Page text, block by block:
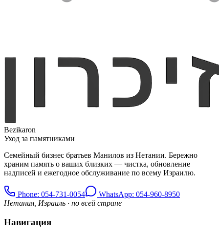
Bezikaron
Уход за памятниками
Семейный бизнес братьев Манилов из Нетании. Бережно
храним память о ваших близких — чистка, обновление
надписей и ежегодное обслуживание по всему Израилю.
Phone: 054-731-0054
WhatsApp: 054-960-8950
Нетания, Израиль · по всей стране
Навигация